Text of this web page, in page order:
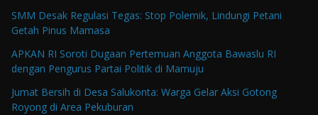
SMM Desak Regulasi Tegas: Stop Polemik, Lindungi Petani
Getah Pinus Mamasa
APKAN RI Soroti Dugaan Pertemuan Anggota Bawaslu RI
dengan Pengurus Partai Politik di Mamuju
Jumat Bersih di Desa Salukonta: Warga Gelar Aksi Gotong
Royong di Area Pekuburan